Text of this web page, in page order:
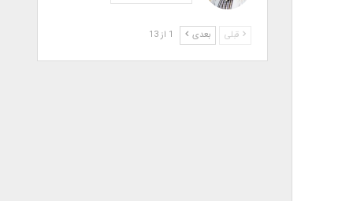
قبلی بعدی 1 از 13